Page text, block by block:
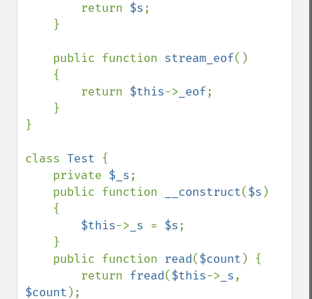
        return
$s;
    public function
stream_eof()
        return
$this-> _eof;
}
class Test {
    private
$_s;
    public function
__construct($s )
$this-> _s = $s;
    public function
read($count ) {
        return
fread($this-> _s
$count );